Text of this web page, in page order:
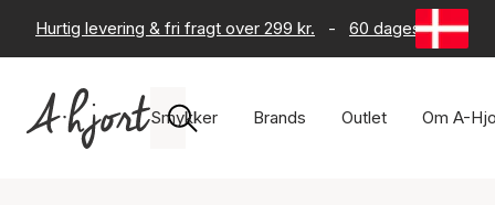
Hurtig levering & fri fragt over 299 kr. - 60 dages returret
Smykker Brands Outlet Om A-